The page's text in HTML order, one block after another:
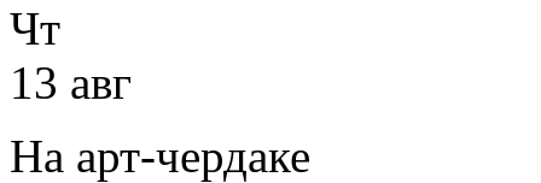
Чт
13 авг
На арт-чердаке